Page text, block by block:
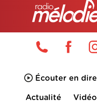
Écouter en
Actualité